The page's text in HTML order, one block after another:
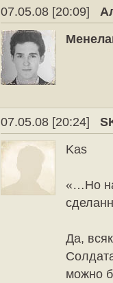
07.05.08 [20:09]
07.05.08 [20:24]
Kas
«…Но
Да,
можно